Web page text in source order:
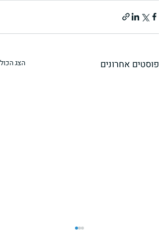
פוסטים אחרונים הצג הכול